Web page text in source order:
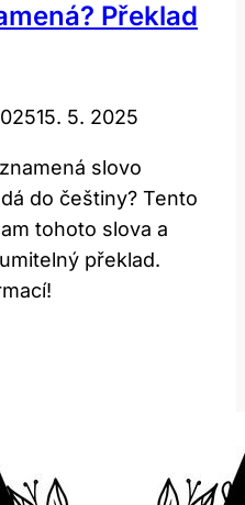
Překlad
15. 5. 2025
slovo
do češtiny? Tento
tohoto slova a
překlad.